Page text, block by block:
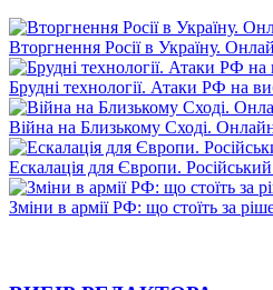
Вторгнення Росії в Україну.
Брудні технології. Атаки РФ на
Війна на Близькому Сході.
Ескалація для Європи.
Зміни в армії РФ: що стоїть за